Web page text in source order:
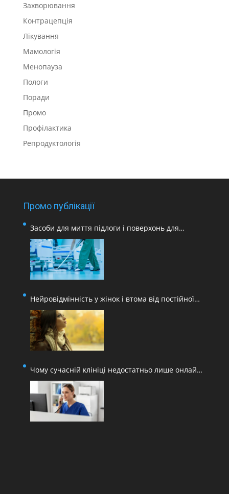
Захворювання
Контрацепція
Лікування
Мамологія
Менопауза
Пологи
Поради
Промо
Профілактика
Репродуктологія
Промо публікації
Засоби для миття підлоги і поверхонь для
медичних закладів
Нейровідмінність у жінок і втома від постійної
адаптації
Чому сучасній клініці недостатньо лише онлайн-
запису